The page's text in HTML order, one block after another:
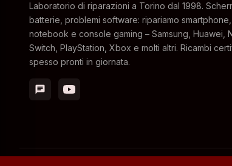
Laboratorio di riparazioni a Torino dal 1998.
batterie, problemi software: ripariamo smartphone,
notebook e console gaming – Samsung, Huawei,
Switch, PlayStation, Xbox e molti altri. Ricambi
spesso pronti in giornata.
chat